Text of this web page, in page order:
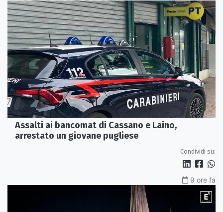
Assalti ai bancomat di Cassano e Laino,
arrestato un giovane pugliese
Condividi su:
9 ore fa